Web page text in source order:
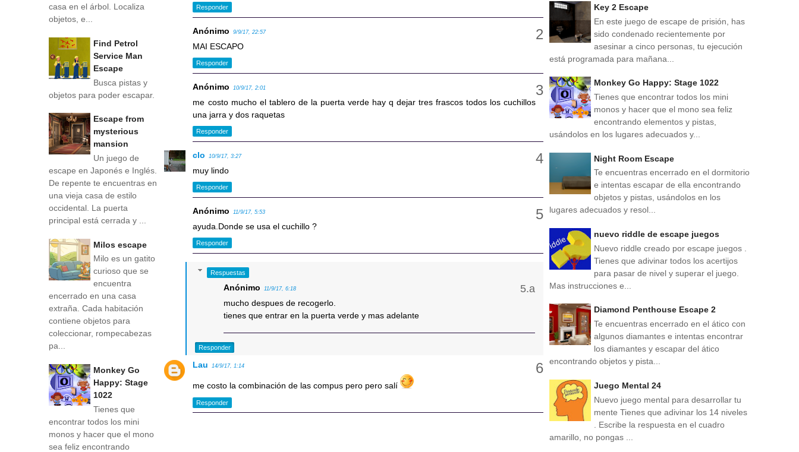
Responder
Anónimo 9/9/17, 22:57
MAI ESCAPO
Responder
Anónimo 10/9/17, 2:01
me costo mucho el tablero de la puerta verde hay q dejar tres frascos todos los cuchillos
una jarra y dos raquetas
Responder
clo 10/9/17, 3:27
muy lindo
Responder
Anónimo 11/9/17, 5:53
ayuda.Donde se usa el cuchillo ?
Responder
Respuestas
Anónimo 11/9/17, 6:18
mucho despues de recogerlo.
tienes que entrar en la puerta verde y mas adelante
Responder
Lau 14/9/17, 1:14
me costo la combinación de las compus pero pero salí
Responder
casa en el árbol. Localiza
objetos, e...
Find Petrol
Service Man
Escape
Busca pistas y
objetos para poder escapar.
Escape from
mysterious
mansion
Un juego de
escape en Japonés e Inglés.
De repente te encuentras en
una vieja casa de estilo
occidental. La puerta
principal está cerrada y ...
Milos escape
Milo es un gatito
curioso que se
encuentra
encerrado en una casa
extraña. Cada habitación
contiene objetos para
coleccionar, rompecabezas
pa...
Monkey Go
Happy: Stage
1022
Tienes que
encontrar todos los mini
monos y hacer que el mono
sea feliz encontrando
Key 2 Escape
En este juego de escape de prisión, has
sido condenado recientemente por
asesinar a cinco personas, tu ejecución
está programada para mañana...
Monkey Go Happy: Stage 1022
Tienes que encontrar todos los mini
monos y hacer que el mono sea feliz
encontrando elementos y pistas,
usándolos en los lugares adecuados y...
Night Room Escape
Te encuentras encerrado en el dormitorio
e intentas escapar de ella encontrando
objetos y pistas, usándolos en los
lugares adecuados y resol...
nuevo riddle de escape juegos
Nuevo riddle creado por escape juegos .
Tienes que adivinar todos los acertijos
para pasar de nivel y superar el juego.
Mas instrucciones e...
Diamond Penthouse Escape 2
Te encuentras encerrado en el ático con
algunos diamantes e intentas encontrar
los diamantes y escapar del ático
encontrando objetos y pista...
Juego Mental 24
Nuevo juego mental para desarrollar tu
mente Tienes que adivinar los 14 niveles
. Escribe la respuesta en el cuadro
amarillo, no pongas ...